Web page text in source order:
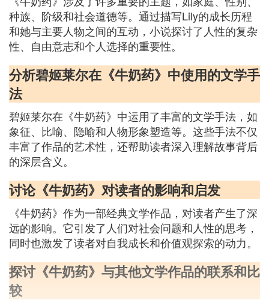
种族、阶级和社会道德等。通过描写Lily的成长历程
和她与主要人物之间的互动，小说探讨了人性的复杂
性、自由意志和个人选择的重要性。
分析碧姬莱尔在《牛奶药》中使用的文学手
法
碧姬莱尔在《牛奶药》中运用了丰富的文学手法，如
象征、比喻、隐喻和人物形象塑造等。这些手法不仅
丰富了作品的艺术性，还帮助读者深入理解故事背后
的深层含义。
讨论《牛奶药》对读者的影响和启发
《牛奶药》作为一部经典文学作品，对读者产生了深
远的影响。它引发了人们对社会问题和人性的思考，
同时也激发了读者对自我成长和价值观探索的动力。
探讨《牛奶药》与其他文学作品的联系和比
较